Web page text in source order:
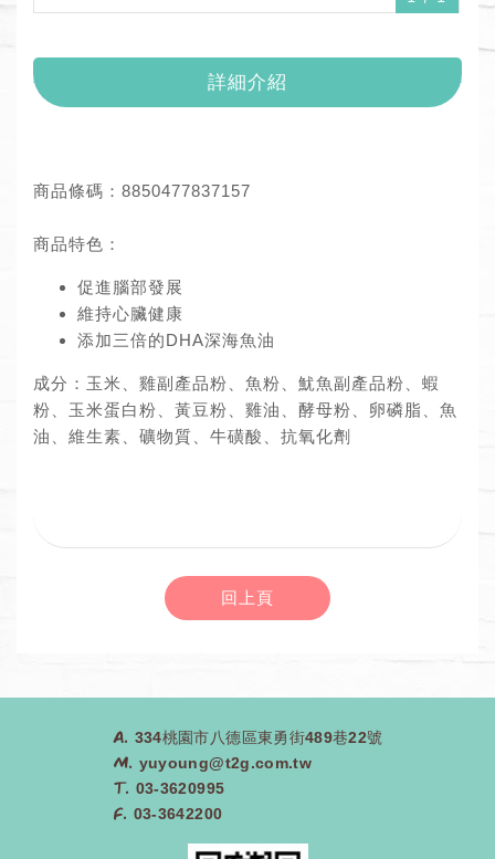
詳細介紹
商品條碼：8850477837157
商品特色：
促進腦部發展
維持心臟健康
添加三倍的DHA深海魚油
成分：玉米、雞副產品粉、魚粉、魷魚副產品粉、蝦
粉、玉米蛋白粉、黃豆粉、雞油、酵母粉、卵磷脂、魚
油、維生素、礦物質、牛磺酸、抗氧化劑
回上頁
A. 334桃園市八德區東勇街489巷22號
M. yuyoung@t2g.com.tw
T. 03-3620995
F. 03-3642200